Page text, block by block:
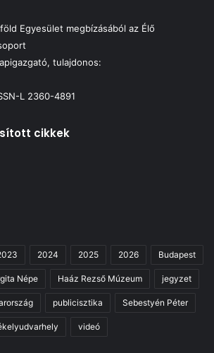
Egyesület megbízásából az Élő
tulajdonos:
L 2360-4891
cikkek
2024 2025 2026 Budapest
Népe Haáz Rezső Múzeum jegyzet
publicisztika Sebestyén Péter
videó